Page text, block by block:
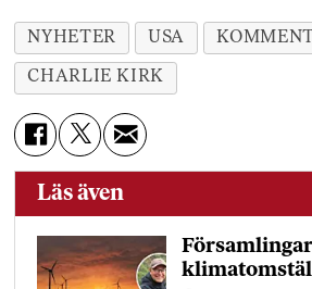
NYHETER USA
CHARLIE KIRK
Läs även